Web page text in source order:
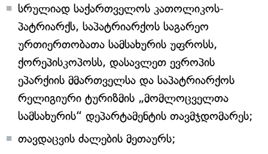
სრულიად საქართველოს კათოლიკოს-
პატრიარქს, საპატრიარქოს საგარეო
ურთიერთობათა სამსახურის უფროსს,
ქორეპისკოპოსს, დასავლეთ ევროპის
ეპარქიის მმართველსა და საპატრიარქოს
რელიგიური ტურიზმის „მომლოცველთა
სამსახურის“ დეპარტამენტის თავმჯდომარეს;
თავდაცვის ძალების მეთაურს;